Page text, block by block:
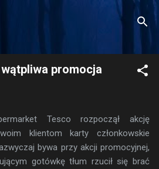
głównej zawartości
promocja
Tesco rozpoczął akcję
klientom karty członkowskie
bywa przy akcji promocyjnej,
gotówkę tłum rzucił się brać